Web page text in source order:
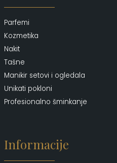
Parfemi
Kozmetika
Nakit
Tašne
Manikir setovi i ogledala
Unikati pokloni
Profesionalno šminkanje
Informacije